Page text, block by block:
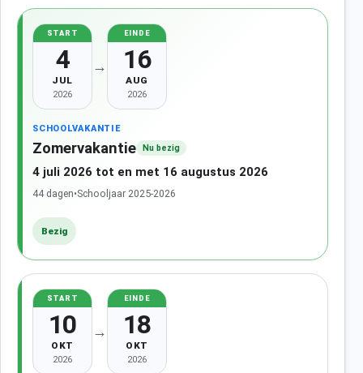
START
4
JUL
2026
→
EINDE
16
AUG
2026
SCHOOLVAKANTIE
Zomervakantie Nu bezig
4 juli 2026 tot en met 16 augustus 2026
44 dagen•Schooljaar 2025-2026
Bezig
START
10
OKT
2026
→
EINDE
18
OKT
2026